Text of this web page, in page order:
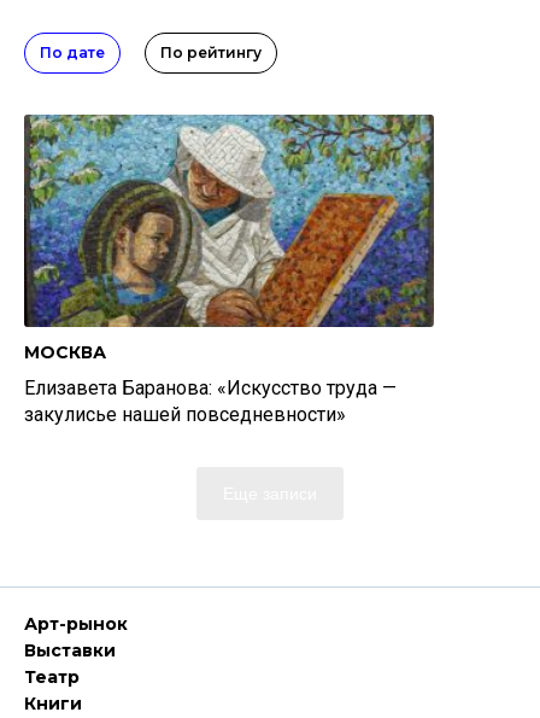
По дате По рейтингу
МОСКВА
Елизавета Баранова: «Искусство труда —
закулисье нашей повседневности»
Арт-рынок
Выставки
Театр
Книги